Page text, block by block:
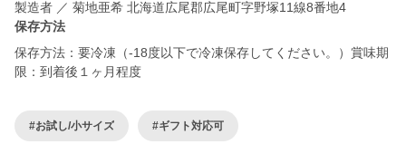
保存方法
保存方法：要冷凍（-18度以下で冷凍保存してください。）賞味期
限：到着後１ヶ月程度
#お試し/小サイズ #ギフト対応可